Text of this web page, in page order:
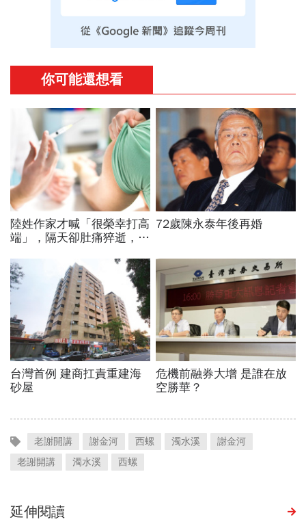
老謝開講 謝金河 西螺 濁水溪
謝金河
老謝開講
濁水溪 西螺
延伸閱讀